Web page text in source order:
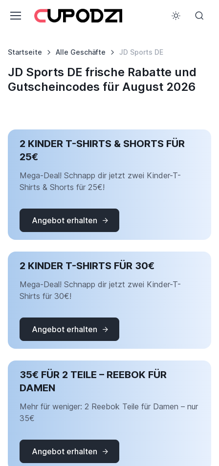
Startseite Alle Geschäfte JD Sports DE
JD Sports DE frische Rabatte und
Gutscheincodes für August 2026
2 KINDER T-SHIRTS & SHORTS FÜR
25€
Mega-Deal! Schnapp dir jetzt zwei Kinder-T-
Shirts & Shorts für 25€!
Angebot erhalten
2 KINDER T-SHIRTS FÜR 30€
Mega-Deal! Schnapp dir jetzt zwei Kinder-T-
Shirts für 30€!
Angebot erhalten
35€ FÜR 2 TEILE – REEBOK FÜR
DAMEN
Mehr für weniger: 2 Reebok Teile für Damen – nur
35€
Angebot erhalten